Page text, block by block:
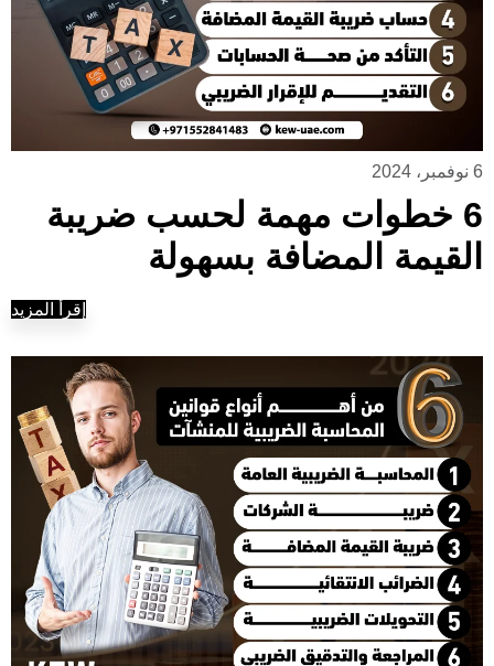
6 نوفمبر، 2024
6 خطوات مهمة لحسب ضريبة
القيمة المضافة بسهولة
إقرأ المزيد